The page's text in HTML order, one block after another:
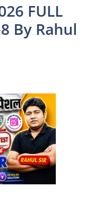
FULL
By Rahul